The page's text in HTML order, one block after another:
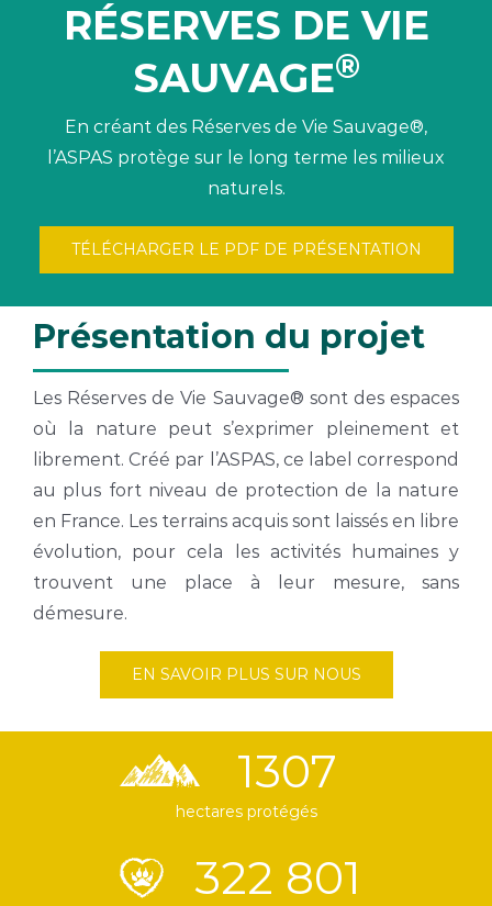
RÉSERVES DE VIE
SAUVAGE®
En créant des Réserves de Vie Sauvage®,
l’ASPAS protège sur le long terme les milieux
naturels.
TÉLÉCHARGER LE PDF DE PRÉSENTATION
Présentation du projet
Les Réserves de Vie Sauvage® sont des espaces
où la nature peut s’exprimer pleinement et
librement. Créé par l’ASPAS, ce label correspond
au plus fort niveau de protection de la nature
en France. Les terrains acquis sont laissés en libre
évolution, pour cela les activités humaines y
trouvent une place à leur mesure, sans
démesure.
EN SAVOIR PLUS SUR NOUS
1307
hectares protégés
322 801